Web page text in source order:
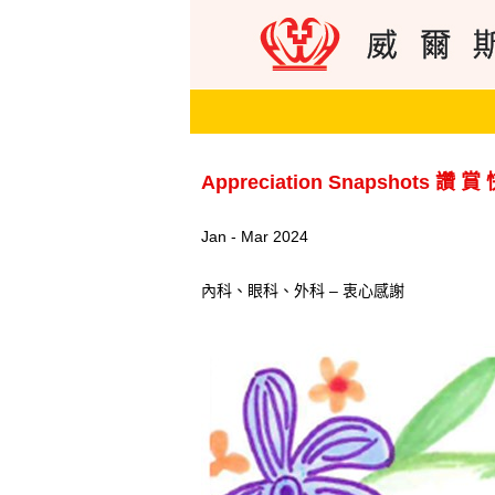
Appreciation Snapshots 讚 賞
Jan - Mar 2024
內科、眼科、外科 – 衷心感謝